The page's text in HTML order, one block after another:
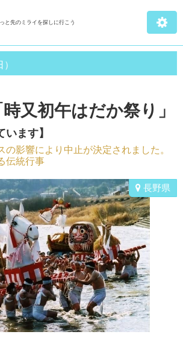
と先のミライを探しに行こう
）
又初午はだか祭り」
います】
の影響により中止が決定されました。
伝統行事
長野県